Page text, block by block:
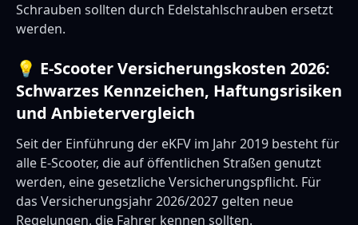
Schrauben sollten durch Edelstahlschrauben ersetzt
werden.
💡 E-Scooter Versicherungskosten 2026:
Schwarzes Kennzeichen, Haftungsrisiken
und Anbietervergleich
Seit der Einführung der eKFV im Jahr 2019 besteht für
alle E-Scooter, die auf öffentlichen Straßen genutzt
werden, eine gesetzliche Versicherungspflicht. Für
das Versicherungsjahr 2026/2027 gelten neue
Regelungen, die Fahrer kennen sollten.